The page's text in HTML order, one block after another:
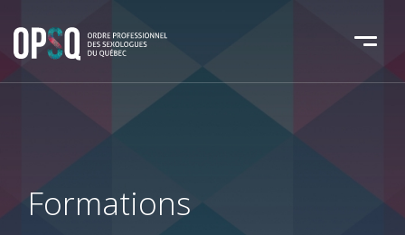
Formations